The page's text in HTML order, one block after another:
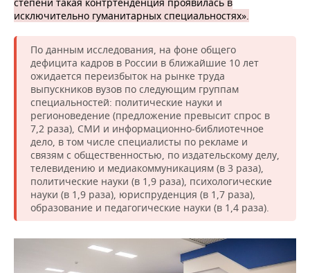
исключительно гуманитарных специальностях».
По данным исследования, на фоне общего
дефицита кадров в России в ближайшие 10 лет
ожидается переизбыток на рынке труда
выпускников вузов по следующим группам
специальностей: политические науки и
регионоведение (предложение превысит спрос в
7,2 раза), СМИ и информационно-библиотечное
дело, в том числе специалисты по рекламе и
связям с общественностью, по издательскому делу,
телевидению и медиакоммуникациям (в 3 раза),
политические науки (в 1,9 раза), психологические
науки (в 1,9 раза), юриспруденция (в 1,7 раза),
образование и педагогические науки (в 1,4 раза).